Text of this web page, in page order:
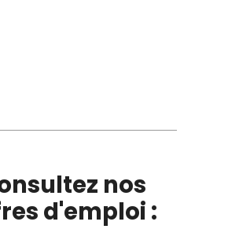
nos
d'emploi :